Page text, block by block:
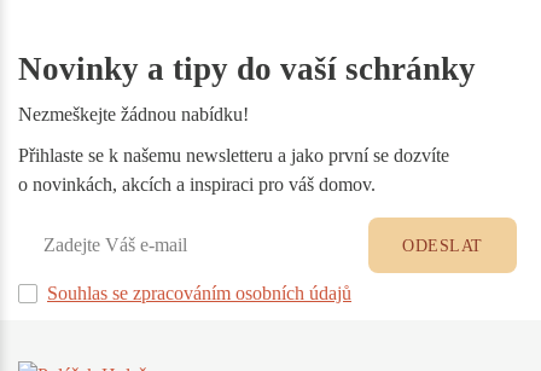
Novinky a tipy do vaší schránky
Nezmeškejte žádnou nabídku!
Přihlaste se k našemu newsletteru a jako první se dozvíte
o novinkách, akcích a inspiraci pro váš domov.
Souhlas se zpracováním osobních údajů
ODESLAT